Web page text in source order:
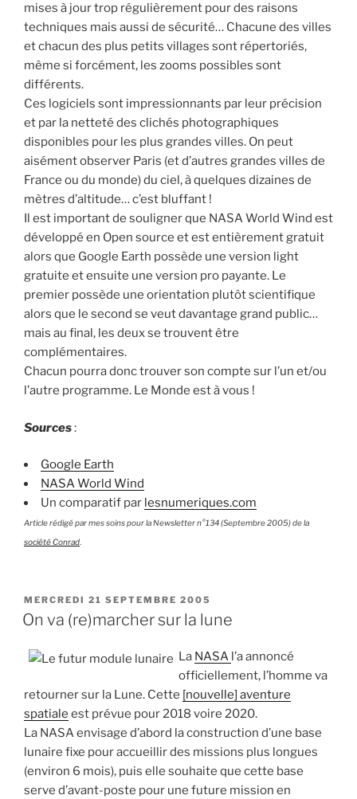
mises à jour trop régulièrement pour des raisons
techniques mais aussi de sécurité… Chacune des villes
et chacun des plus petits villages sont répertoriés,
même si forcément, les zooms possibles sont
différents.
Ces logiciels sont impressionnants par leur précision
et par la netteté des clichés photographiques
disponibles pour les plus grandes villes. On peut
aisément observer Paris (et d’autres grandes villes de
France ou du monde) du ciel, à quelques dizaines de
mètres d’altitude… c’est bluffant !
Il est important de souligner que NASA World Wind est
développé en Open source et est entièrement gratuit
alors que Google Earth possède une version light
gratuite et ensuite une version pro payante. Le
premier possède une orientation plutôt scientifique
alors que le second se veut davantage grand public…
mais au final, les deux se trouvent être
complémentaires.
Chacun pourra donc trouver son compte sur l’un et/ou
l’autre programme. Le Monde est à vous !
Sources:
Google Earth
NASA World Wind
Un comparatif par lesnumeriques.com
Article rédigé par mes soins pour la Newsletter n°134 (Septembre 2005) de la
société Conrad
PUBLIÉ
LE
MERCREDI 21 SEPTEMBRE 2005
On va (re)marcher sur la lune
La NASA l’a annoncé
officiellement, l’homme va
retourner sur la Lune. Cette [nouvelle] aventure
spatiale est prévue pour 2018 voire 2020.
La NASA envisage d’abord la construction d’une base
lunaire fixe pour accueillir des missions plus longues
(environ 6 mois), puis elle souhaite que cette base
serve d’avant-poste pour une future mission en